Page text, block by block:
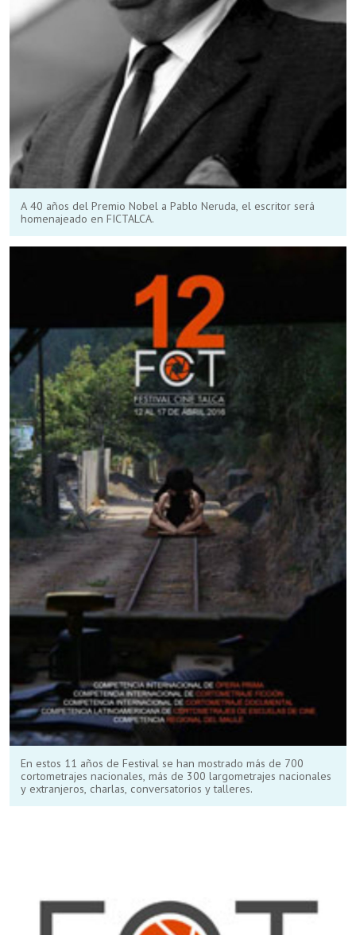
A 40 años del Premio Nobel a Pablo Neruda, el escritor será
homenajeado en FICTALCA.
En estos 11 años de Festival se han mostrado más de 700
cortometrajes nacionales, más de 300 largometrajes nacionales
y extranjeros, charlas, conversatorios y talleres.